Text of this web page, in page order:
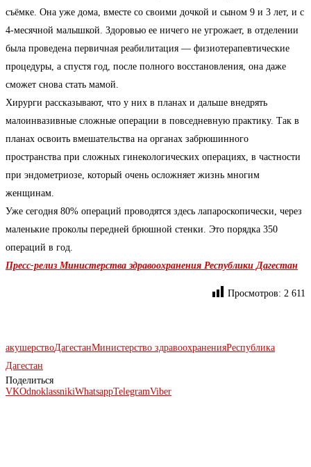
съёмке. Она уже дома, вместе со своими дочкой и сыном 9 и 3 лет, и с
4-месячной малышкой. Здоровью ее ничего не угрожает, в отделении
была проведена первичная реабилитация — физиотерапевтические
процедуры, а спустя год, после полного восстановления, она даже
сможет снова стать мамой.
Хирурги рассказывают, что у них в планах и дальше внедрять
малоинвазивные сложные операции в повседневную практику. Так в
планах освоить вмешательства на органах забрюшинного
пространства при сложных гинекологических операциях, в частности
при эндометриозе, который очень осложняет жизнь многим
женщинам.
Уже сегодня 80% операций проводятся здесь лапароскопически, через
маленькие проколы передней брюшной стенки. Это порядка 350
операций в год.
Пресс-релиз Министерства здравоохранения Республики Дагестан
Просмотров: 2 611
акушерствоДагестанМинистерство здравоохраненияРеспублика
Дагестан
Поделиться
VKOdnoklassnikiWhatsappTelegramViber